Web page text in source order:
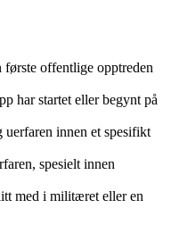
offentlige opptreden
har startet eller begynt på
uerfaren innen et spesifikt
spesielt innen
med i militæret eller en